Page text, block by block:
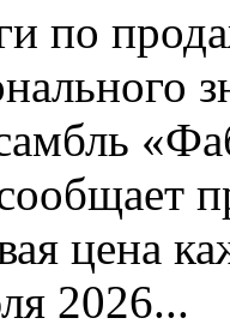
по
цена
2026...